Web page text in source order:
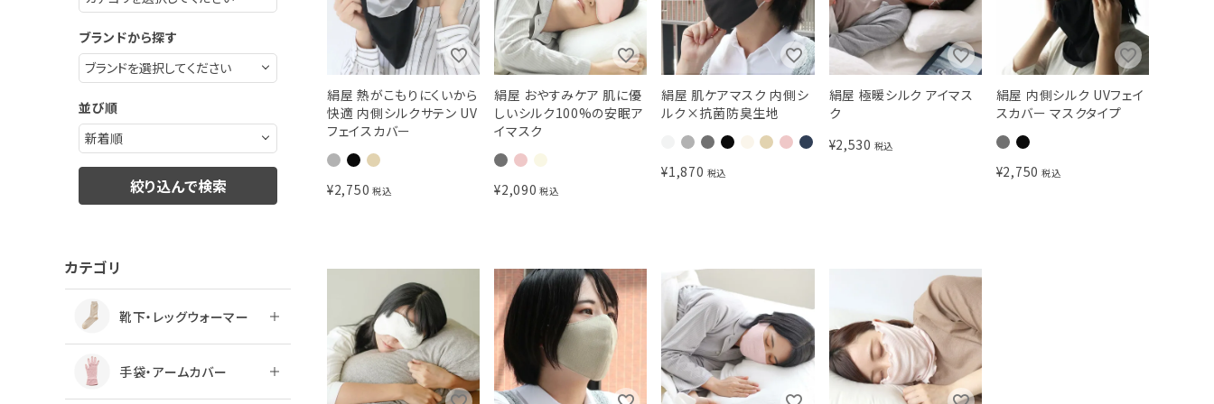
ブランドから探す
並び順
絞り込んで検索
カテゴリ
靴下・レッグウォーマー
手袋・アームカバー
絹屋 熱がこもりにくいから
快適 内側シルクサテン UV
フェイスカバー
¥2,750 税込
絹屋 おやすみケア 肌に優
しいシルク100%の安眠ア
イマスク
¥2,090 税込
絹屋 肌ケアマスク 内側シ
ルク×抗菌防臭生地
¥1,870 税込
絹屋 極暖シルク アイマス
ク
¥2,530 税込
絹屋 内側シルク UVフェイ
スカバー マスクタイプ
¥2,750 税込